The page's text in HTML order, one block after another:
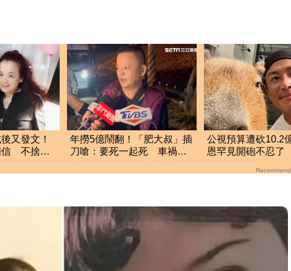
又發文！
信 不捨摯
年撈5億鬧翻！「肥大叔」插
刀嗆：要死一起死 車禍
公視預算遭砍10.2
恩罕見開砲不忍